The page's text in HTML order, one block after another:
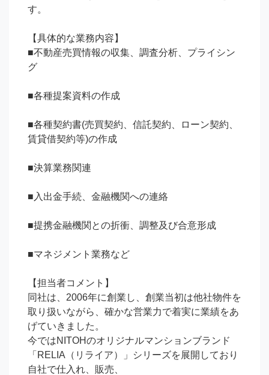
す。
【具体的な業務内容】
■不動産売買情報の収集、調査分析、プライシン
グ
■各種提案資料の作成
■各種契約書(売買契約、信託契約、ローン契約、
賃貸借契約等)の作成
■決算業務関連
■入出金手続、金融機関への連絡
■提携金融機関との折衝、調整及び合意形成
■マネジメント業務など
【担当者コメント】
同社は、2006年に創業し、創業当初は他社物件を
取り扱いながら、確かな営業力で着実に業績をあ
げていきました。
今ではNITOHのオリジナルマンションブランド
「RELIA（リライア）」シリーズを展開しており
自社で仕入れ、販売、